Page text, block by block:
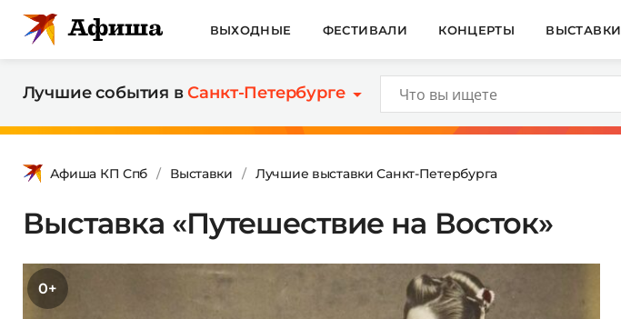
ВЫХОДНЫЕ ФЕСТИВАЛИ КОНЦЕРТЫ ВЫСТАВКИ
Лучшие события вСанкт-Петербурге
Афиша КП Спб Выставки Лучшие выставки Санкт-Петербурга
Выставка «Путешествие на Восток»
0+